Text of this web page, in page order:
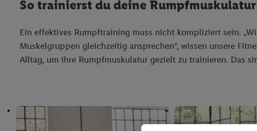
So trainierst du deine
Ein effektives Rumpftraining muss nicht kompliziert sein.
Muskelgruppen gleichzeitig ansprechen“, wissen unsere
Alltag, um ihre Rumpfmuskulatur gezielt zu trainieren. Das